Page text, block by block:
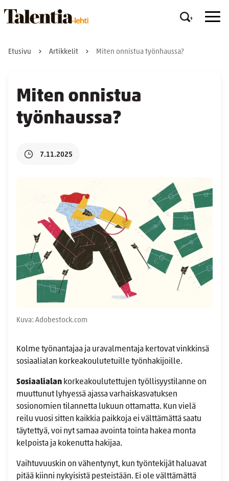
Etusivu Artikkelit Miten onnistua työnhaussa?
Miten onnistua
työnhaussa?
7.11.2025
Kuva: Adobestock.com
Kolme työnantajaa ja uravalmentaja kertovat vinkkinsä
sosiaalialan korkeakoulutetuille työnhakijoille.
Sosiaalialan korkeakoulutettujen työllisyystilanne on
muuttunut lyhyessä ajassa varhaiskasvatuksen
sosionomien tilannetta lukuun ottamatta. Kun vielä
reilu vuosi sitten kaikkia paikkoja ei välttämättä saatu
täytettyä, voi nyt samaa avointa tointa hakea monta
kelpoista ja kokenutta hakijaa.
Vaihtuvuuskin on vähentynyt, kun työntekijät haluavat
pitää kiinni nykyisistä pesteistään. Ei ole välttämättä